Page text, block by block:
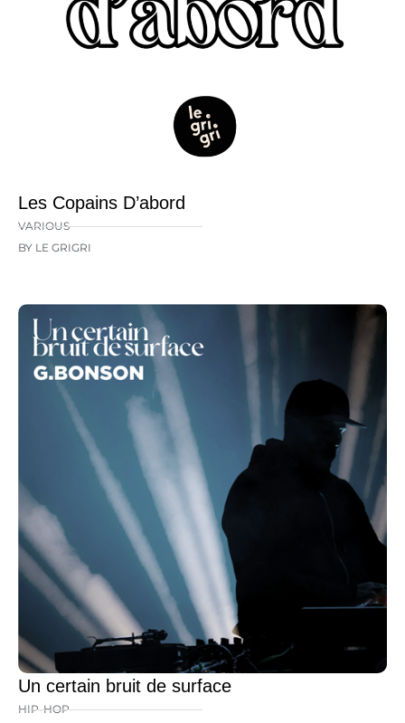
Les Copains D’abord
VARIOUS
BY LE GRIGRI
Un certain bruit de surface
HIP-HOP